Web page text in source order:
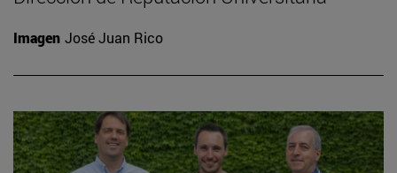
Imagen José Juan Rico